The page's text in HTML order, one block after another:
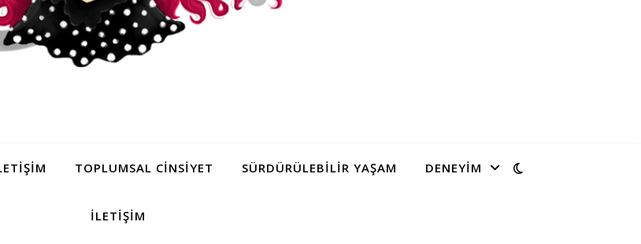
TOPLUMSAL CINSIYET SÜRDÜRÜLEBILIR YAŞAM DENEYIM
İLETIŞIM